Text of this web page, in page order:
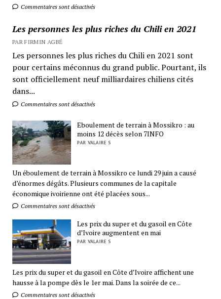
Commentaires sont désactivés
Les personnes les plus riches du Chili en 2021
PAR FIRMIN AGBÉ
Les personnes les plus riches du Chili en 2021 sont
pour certains méconnus du grand public. Pourtant, ils
sont officiellement neuf milliardaires chiliens cités
dans...
Commentaires sont désactivés
Eboulement de terrain à Mossikro : au
moins 12 décès selon 7INFO
PAR VALAIRE S
Un éboulement de terrain à Mossikro ce lundi 29 juin a causé
d’énormes dégâts. Plusieurs communes de la capitale
économique ivoirienne ont été placées sous...
Commentaires sont désactivés
Les prix du super et du gasoil en Côte
d’Ivoire augmentent en mai
PAR VALAIRE S
Les prix du super et du gasoil en Côte d’Ivoire affichent une
hausse à la pompe dès le 1er mai. Dans la soirée de ce...
Commentaires sont désactivés